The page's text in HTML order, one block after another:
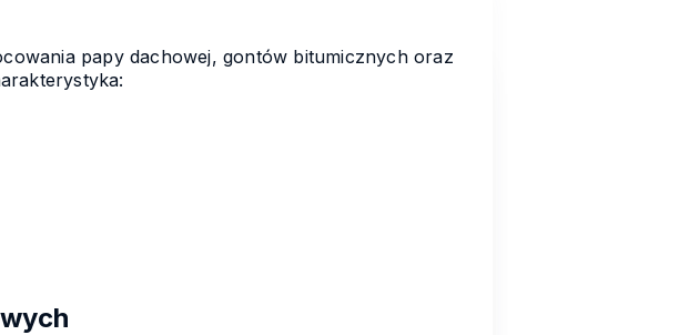
papy dachowej, gontów bitumicznych oraz